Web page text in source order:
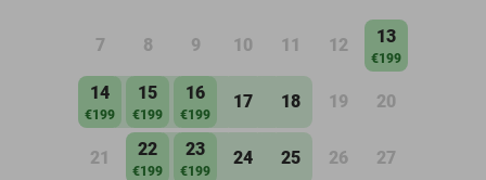
7 8 9 10 11 12 13
€199
14
€199
15
€199
16
€199
17 18 19 20
21 22
€199
23
€199
24 25 26 27